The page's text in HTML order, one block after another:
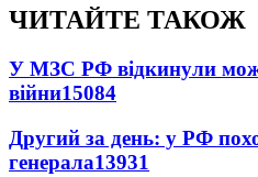
ЧИТАЙТЕ ТАКОЖ
У МЗС РФ відкинули
війни15084
Другий за день: у РФ
генерала13931